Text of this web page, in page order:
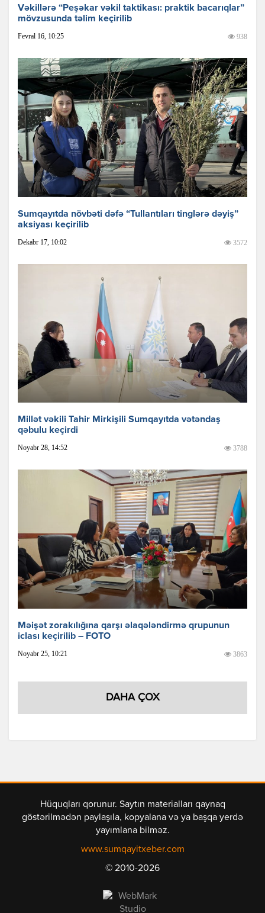
Vəkillərə “Peşəkar vəkil taktikası: praktik bacarıqlar”
mövzusunda təlim keçirilib
Fevral 16, 10:25 938
Sumqayıtda növbəti dəfə “Tullantıları tinglərə dəyiş”
aksiyası keçirilib
Dekabr 17, 10:02 3572
Millət vəkili Tahir Mirkişili Sumqayıtda vətəndaş
qəbulu keçirdi
Noyabr 28, 14:52 3788
Məişət zorakılığına qarşı əlaqələndirmə qrupunun
iclası keçirilib – FOTO
Noyabr 25, 10:21 3863
DAHA ÇOX
Hüquqları qorunur. Saytın materialları qaynaq
göstərilmədən paylaşıla, kopyalana və ya başqa yerdə
yayımlana bilməz.
www.sumqayitxeber.com
© 2010-2026